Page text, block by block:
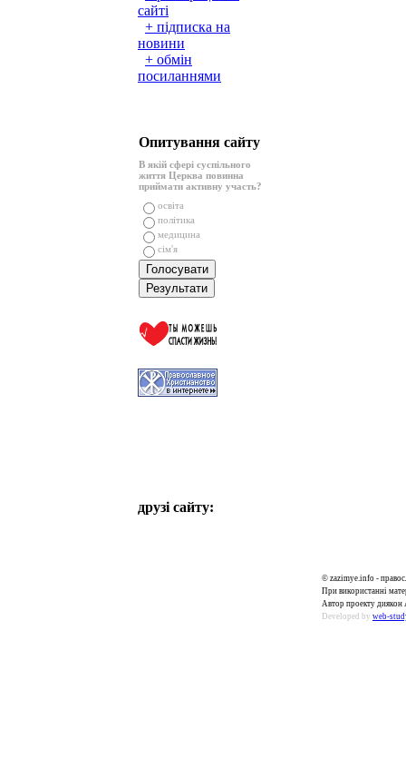
сайті
+ підписка на
новини
+ обмін
посиланнями
Опитування сайту
В якій сфері суспільного
життя Церква повинна
приймати активну участь?
освіта
політика
медицина
сім'я
друзі сайту:
© zazimye.info -
При використанні
Автор проекту диякон
Developed by web-